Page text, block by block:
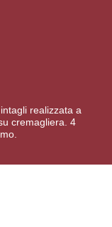
realizzata a
cremagliera. 4